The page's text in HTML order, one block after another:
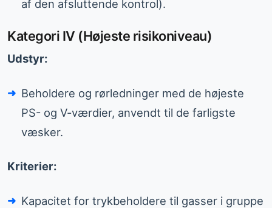
af den afsluttende kontrol).
Kategori IV (Højeste risikoniveau)
Udstyr:
Beholdere og rørledninger med de højeste
PS- og V-værdier, anvendt til de farligste
væsker.
Kriterier:
Kapacitet for trykbeholdere til gasser i gruppe